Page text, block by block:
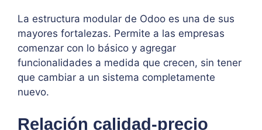
La estructura modular de Odoo es una de sus
mayores fortalezas. Permite a las empresas
comenzar con lo básico y agregar
funcionalidades a medida que crecen, sin tener
que cambiar a un sistema completamente
nuevo.
Relación calidad-precio